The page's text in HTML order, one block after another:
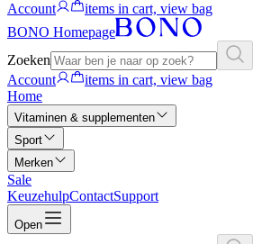
Account
items in cart, view bag
BONO Homepage
Zoeken
Account
items in cart, view bag
Home
Vitaminen & supplementen
Sport
Merken
Sale
KeuzehulpContactSupport
Open